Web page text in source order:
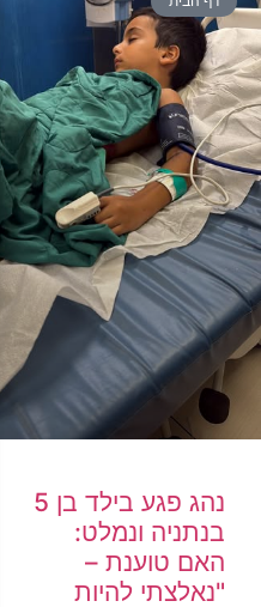
נהג פגע בילד בן 5
בנתניה ונמלט:
האם טוענת –
"נאלצתי להיות